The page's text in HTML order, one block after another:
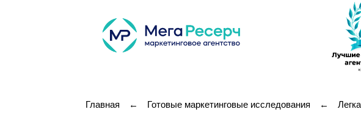
Главная ← Готовые маркетинговые исследования ←